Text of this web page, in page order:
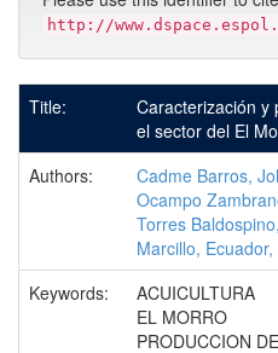
http://
Title:
Caracterización y
el sector del El
Authors:
Cadme Barros,
Ocampo
Torres
Marcillo,
Keywords:
ACUICULTURA
EL MORRO
PRODUCCION